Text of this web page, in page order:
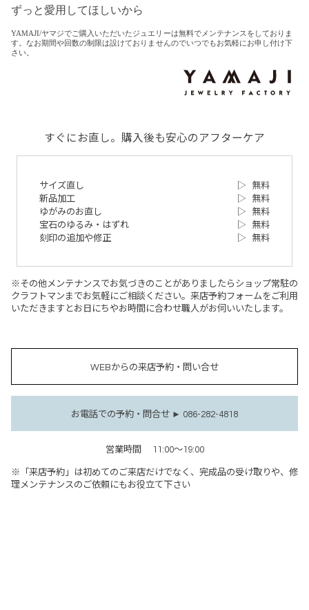
ずっと愛用してほしいから
YAMAJI/ヤマジでご購入いただいたジュエリーは無料でメンテナンスをしておりま
す。なお期間や回数の制限は設けておりませんのでいつでもお気軽にお申し付け下
さい。
すぐにお直し。購入後も安心のアフターケア
サイズ直し ▷
無料
新品加工
▷
無料
ゆがみのお直し
▷
無料
宝石のゆるみ・はずれ
▷
無料
刻印の追加や修正
▷ 無料
※その他メンテナンスでお気づきのことがありましたらショップ常駐の
クラフトマンまでお気軽にご相談ください。来店予約フォームをご利用
いただきますとお日にちやお時間に合わせ職人がお伺いいたします。
WEBからの来店予約・問い合せ
お電話での予約・問合せ ► 086-282-4818
営業時間 11:00～19:00
※「来店予約」は初めてのご来店だけでなく、完成品の受け取りや、修
理メンテナンスのご依頼にもお役立て下さい